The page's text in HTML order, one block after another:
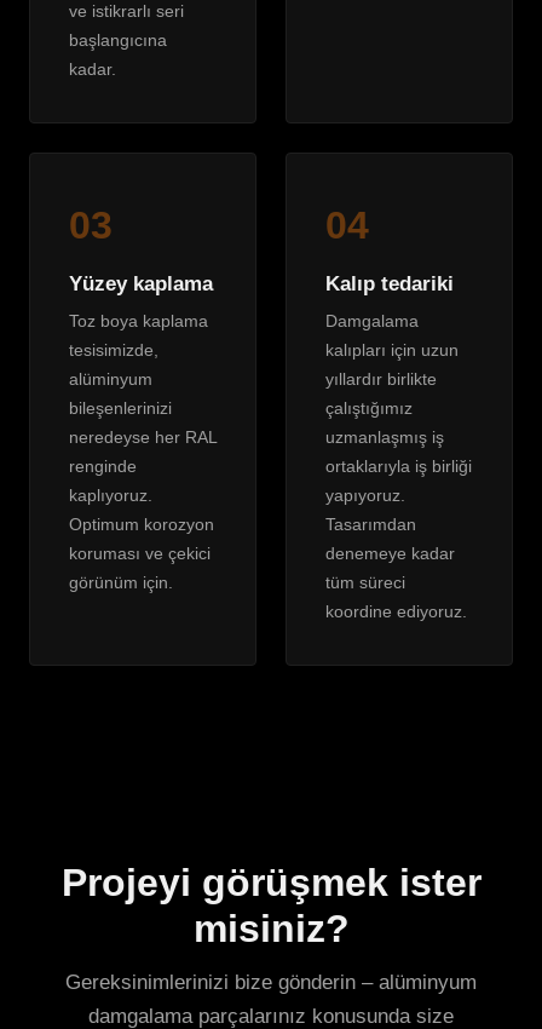
ve istikrarlı seri
başlangıcına
kadar.
03
Yüzey kaplama
Toz boya kaplama
tesisimizde,
alüminyum
bileşenlerinizi
neredeyse her RAL
renginde
kaplıyoruz.
Optimum korozyon
koruması ve çekici
görünüm için.
04
Kalıp tedariki
Damgalama
kalıpları için uzun
yıllardır birlikte
çalıştığımız
uzmanlaşmış iş
ortaklarıyla iş birliği
yapıyoruz.
Tasarımdan
denemeye kadar
tüm süreci
koordine ediyoruz.
Projeyi görüşmek ister
misiniz?
Gereksinimlerinizi bize gönderin – alüminyum
damgalama parçalarınız konusunda size